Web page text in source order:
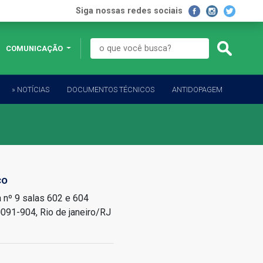
Siga nossas redes sociais
COMUNICAÇÃO
» NOTÍCIAS DOCUMENTOS TÉCNICOS ANTIDOPAGEM
nº 9 salas 602 e 604
904, Rio de janeiro/RJ